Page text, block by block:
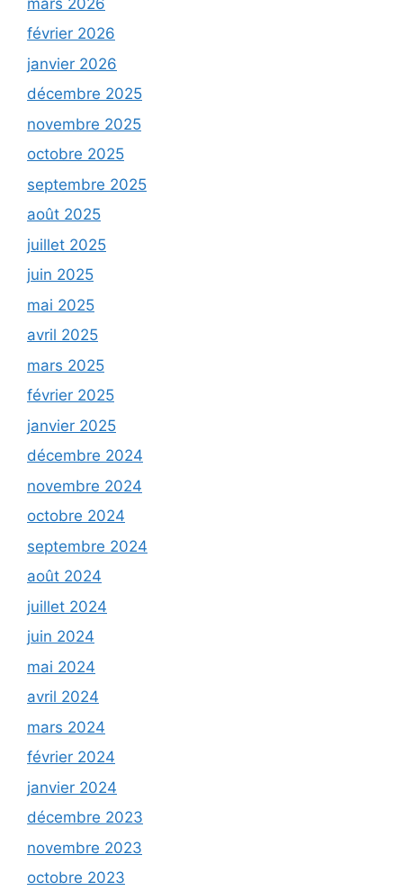
février 2026
janvier 2026
décembre 2025
novembre 2025
octobre 2025
septembre 2025
août 2025
juillet 2025
juin 2025
mai 2025
avril 2025
mars 2025
février 2025
janvier 2025
décembre 2024
novembre 2024
octobre 2024
septembre 2024
août 2024
juillet 2024
juin 2024
mai 2024
avril 2024
mars 2024
février 2024
janvier 2024
décembre 2023
novembre 2023
octobre 2023